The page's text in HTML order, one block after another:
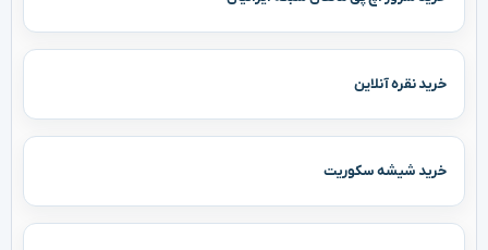
خرید نقره آنلاین
خرید شیشه سکوریت